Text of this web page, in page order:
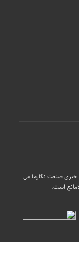
خبری صنعت نگارها می
است.